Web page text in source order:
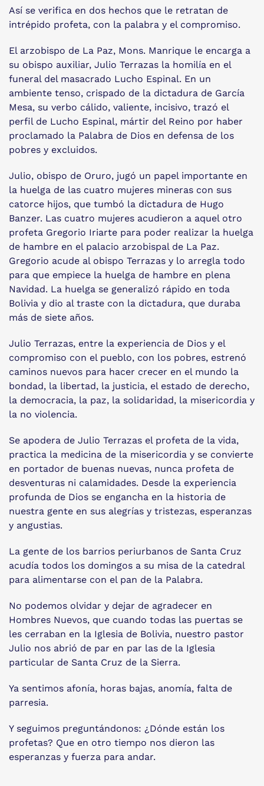
Así se verifica en dos hechos que le retratan de
intrépido profeta, con la palabra y el compromiso.
El arzobispo de La Paz, Mons. Manrique le encarga a
su obispo auxiliar, Julio Terrazas la homilía en el
funeral del masacrado Lucho Espinal. En un
ambiente tenso, crispado de la dictadura de García
Mesa, su verbo cálido, valiente, incisivo, trazó el
perfil de Lucho Espinal, mártir del Reino por haber
proclamado la Palabra de Dios en defensa de los
pobres y excluidos.
Julio, obispo de Oruro, jugó un papel importante en
la huelga de las cuatro mujeres mineras con sus
catorce hijos, que tumbó la dictadura de Hugo
Banzer. Las cuatro mujeres acudieron a aquel otro
profeta Gregorio Iriarte para poder realizar la huelga
de hambre en el palacio arzobispal de La Paz.
Gregorio acude al obispo Terrazas y lo arregla todo
para que empiece la huelga de hambre en plena
Navidad. La huelga se generalizó rápido en toda
Bolivia y dio al traste con la dictadura, que duraba
más de siete años.
Julio Terrazas, entre la experiencia de Dios y el
compromiso con el pueblo, con los pobres, estrenó
caminos nuevos para hacer crecer en el mundo la
bondad, la libertad, la justicia, el estado de derecho,
la democracia, la paz, la solidaridad, la misericordia y
la no violencia.
Se apodera de Julio Terrazas el profeta de la vida,
practica la medicina de la misericordia y se convierte
en portador de buenas nuevas, nunca profeta de
desventuras ni calamidades. Desde la experiencia
profunda de Dios se engancha en la historia de
nuestra gente en sus alegrías y tristezas, esperanzas
y angustias.
La gente de los barrios periurbanos de Santa Cruz
acudía todos los domingos a su misa de la catedral
para alimentarse con el pan de la Palabra.
No podemos olvidar y dejar de agradecer en
Hombres Nuevos, que cuando todas las puertas se
les cerraban en la Iglesia de Bolivia, nuestro pastor
Julio nos abrió de par en par las de la Iglesia
particular de Santa Cruz de la Sierra.
Ya sentimos afonía, horas bajas, anomía, falta de
parresia.
Y seguimos preguntándonos: ¿Dónde están los
profetas? Que en otro tiempo nos dieron las
esperanzas y fuerza para andar.